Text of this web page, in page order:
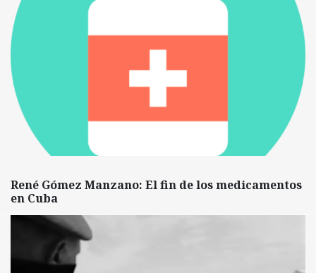
René Gómez Manzano: El fin de los medicamentos
en Cuba